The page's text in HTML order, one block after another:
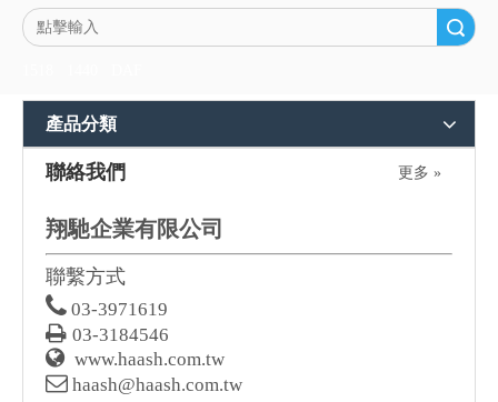
產品分類
聯絡我們 更多 »
翔馳企業有限公司
聯繫方式
 03-3971619
 03-3184546
 www.haash.com.tw
 haash@haash.com.tw